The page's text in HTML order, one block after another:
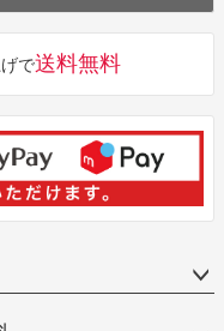
で送料無料